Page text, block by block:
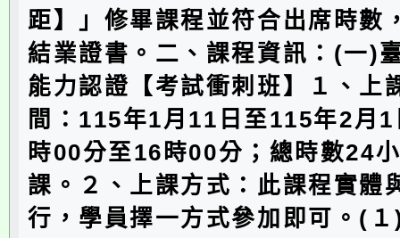
距】」修畢課程並符合出席時數
結業證書。二、課程資訊：(一)
能力認證【考試衝刺班】１、上
間：115年1月11日至115年2月
時00分至16時00分；總時數24
課。２、上課方式：此課程實體
行，學員擇一方式參加即可。(